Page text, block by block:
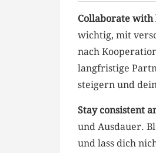
Collaborate with
wichtig, mit
nach‌
langfristige
steigern und
Stay consistent
und Ausdauer.
und lass dich